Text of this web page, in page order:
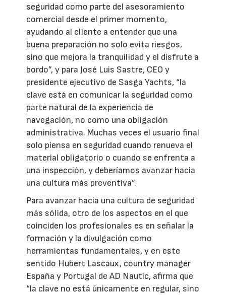
seguridad como parte del asesoramiento
comercial desde el primer momento,
ayudando al cliente a entender que una
buena preparación no solo evita riesgos,
sino que mejora la tranquilidad y el disfrute a
bordo”, y para José Luis Sastre, CEO y
presidente ejecutivo de Sasga Yachts, “la
clave está en comunicar la seguridad como
parte natural de la experiencia de
navegación, no como una obligación
administrativa. Muchas veces el usuario final
solo piensa en seguridad cuando renueva el
material obligatorio o cuando se enfrenta a
una inspección, y deberíamos avanzar hacia
una cultura más preventiva”.
Para avanzar hacia una cultura de seguridad
más sólida, otro de los aspectos en el que
coinciden los profesionales es en señalar la
formación y la divulgación como
herramientas fundamentales, y en este
sentido Hubert Lascaux, country manager
España y Portugal de AD Nautic, afirma que
“la clave no está únicamente en regular, sino